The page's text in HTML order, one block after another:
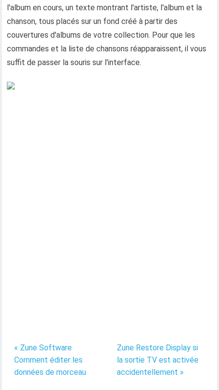
l'album en cours, un texte montrant l'artiste, l'album et la
chanson, tous placés sur un fond créé à partir des
couvertures d'albums de votre collection. Pour que les
commandes et la liste de chansons réapparaissent, il vous
suffit de passer la souris sur l'interface.
« Zune Software
Comment éditer les
données de morceau
Zune Restore Display si
la sortie TV est activée
accidentellement »